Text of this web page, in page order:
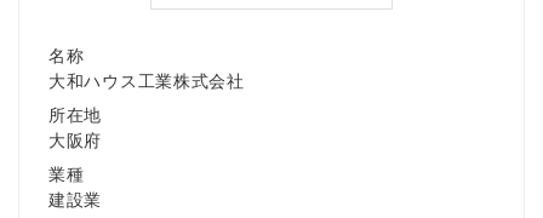
名称
大和ハウス工業株式会社
所在地
大阪府
業種
建設業